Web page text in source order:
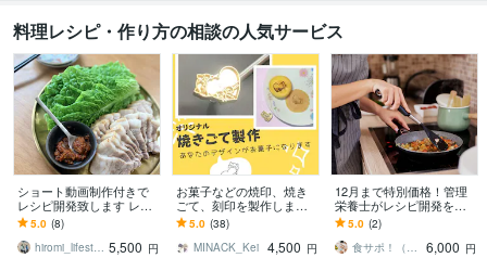
料理レシピ・作り方の相談の人気サービス
ショート動画制作付きで
レシピ開発致します レシ
ピ開発からご提供レシピ
まで！麹の料理もいたし
ます。
5.0 (8)
hiromi_lifestyle 5,500 円
お菓子などの焼印、焼き
ごて、刻印を製作します
手作りお菓子をもっと華
やかにしませんか？
5.0 (38)
MINACK_Kei 4,500 円
12月まで特別価格！管理
栄養士がレシピ開発をし
ます 伝えたいコンセプト
を形にする管理栄養士の
レシピ制作サービス！
5.0 (2)
食サポ！（管理栄養士チーム）
6,000 円